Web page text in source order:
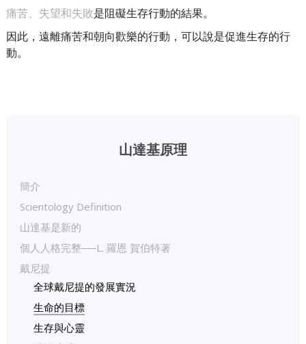
痛苦、失望和失敗是阻礙生存行動的結果。
因此，遠離痛苦和朝向歡樂的行動，可以說是促進生存的行
動。
山達基原理
簡介
Scientology Definition
山達基是新的
個人人格完整──L. 羅恩 賀伯特著
戴尼提
全球戴尼提的發展實況
生命的目標
生存與心靈